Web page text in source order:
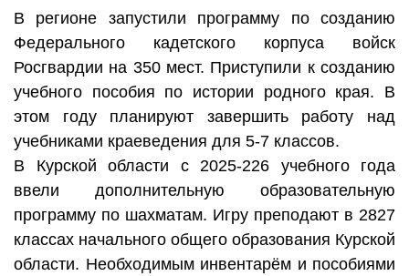
В регионе запустили программу по созданию
Федерального кадетского корпуса войск
Росгвардии на 350 мест. Приступили к созданию
учебного пособия по истории родного края. В
этом году планируют завершить работу над
учебниками краеведения для 5-7 классов.
В Курской области с 2025-226 учебного года
ввели дополнительную образовательную
программу по шахматам. Игру преподают в 2827
классах начального общего образования Курской
области. Необходимым инвентарём и пособиями